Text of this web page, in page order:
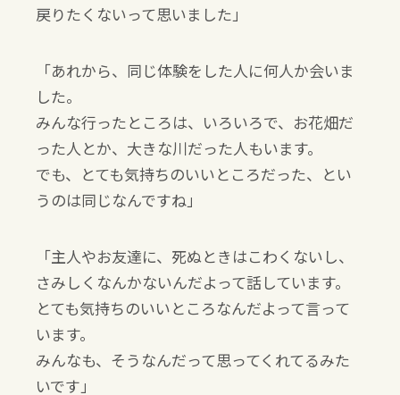
戻りたくないって思いました」
「あれから、同じ体験をした人に何人か会いま
した。
みんな行ったところは、いろいろで、お花畑だ
った人とか、大きな川だった人もいます。
でも、とても気持ちのいいところだった、とい
うのは同じなんですね」
「主人やお友達に、死ぬときはこわくないし、
さみしくなんかないんだよって話しています。
とても気持ちのいいところなんだよって言って
います。
みんなも、そうなんだって思ってくれてるみた
いです」